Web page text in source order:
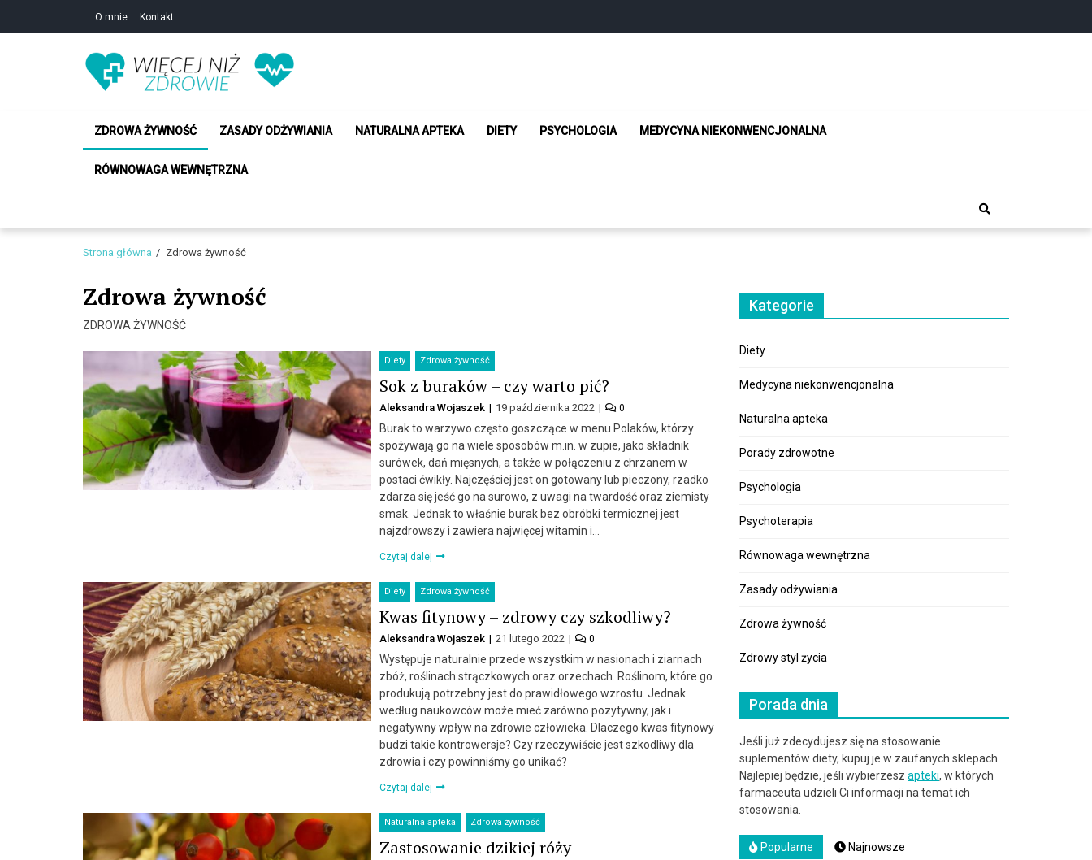
O mnie Kontakt
Zdrowie i uroda – Żyj w zgodzie ze sobą!
ZDROWA ŻYWNOŚĆ ZASADY ODŻYWIANIA NATURALNA APTEKA DIETY PSYCHOLOGIA MEDYCYNA NIEKONWENCJONALNA
RÓWNOWAGA WEWNĘTRZNA
Strona główna Zdrowa żywność
Zdrowa żywność
ZDROWA ŻYWNOŚĆ
Diety Zdrowa żywność
Sok z buraków – czy warto pić?
Aleksandra Wojaszek 19 października 2022 0
Burak to warzywo często goszczące w menu Polaków, którzy
spożywają go na wiele sposobów m.in. w zupie, jako składnik
surówek, dań mięsnych, a także w połączeniu z chrzanem w
postaci ćwikły. Najczęściej jest on gotowany lub pieczony, rzadko
zdarza się jeść go na surowo, z uwagi na twardość oraz ziemisty
smak. Jednak to właśnie burak bez obróbki termicznej jest
najzdrowszy i zawiera najwięcej witamin i…
Czytaj dalej
Diety Zdrowa żywność
Kwas fitynowy – zdrowy czy szkodliwy?
Aleksandra Wojaszek 21 lutego 2022 0
Występuje naturalnie przede wszystkim w nasionach i ziarnach
zbóż, roślinach strączkowych oraz orzechach. Roślinom, które go
produkują potrzebny jest do prawidłowego wzrostu. Jednak
według naukowców może mieć zarówno pozytywny, jak i
negatywny wpływ na zdrowie człowieka. Dlaczego kwas fitynowy
budzi takie kontrowersje? Czy rzeczywiście jest szkodliwy dla
zdrowia i czy powinniśmy go unikać?
Czytaj dalej
Naturalna apteka Zdrowa żywność
Zastosowanie dzikiej róży
Kategorie
Diety
Medycyna niekonwencjonalna
Naturalna apteka
Porady zdrowotne
Psychologia
Psychoterapia
Równowaga wewnętrzna
Zasady odżywiania
Zdrowa żywność
Zdrowy styl życia
Porada dnia
Jeśli już zdecydujesz się na stosowanie
suplementów diety, kupuj je w zaufanych sklepach.
Najlepiej będzie, jeśli wybierzesz apteki, w których
farmaceuta udzieli Ci informacji na temat ich
stosowania.
Popularne
Najnowsze